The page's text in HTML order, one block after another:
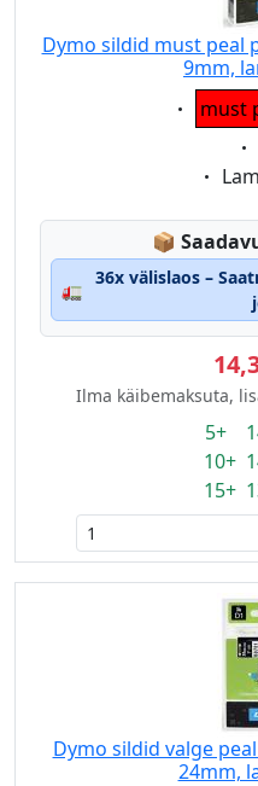
Dymo sildid must peal
9mm,
must
📦
🚛
36x välislaos –
Ilma käibemaksuta,
5+
10+
15+
Dymo sildid valge
24mm,